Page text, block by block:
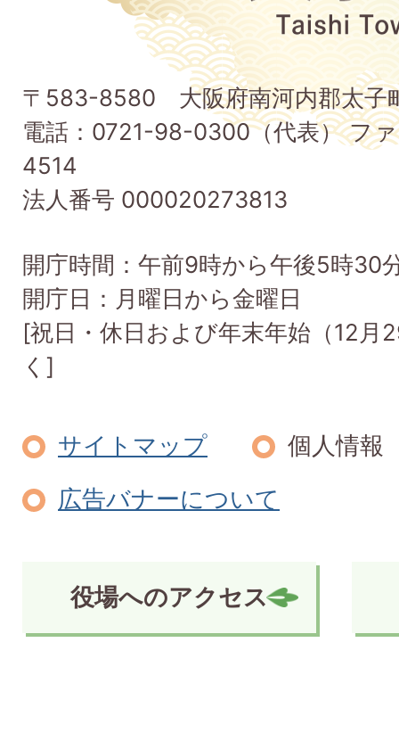
町
Taishi
Town
〒583-8580 大阪府南河内郡太子
電話：0721-98-0300（代表） フ
4514
法人番号 000020273813
開庁時間：午前9時から午後5時30
開庁日：月曜日から金曜日
[祝日・休日および年末年始（12月
く]
サイトマップ
個人情報
広告バナーについて
役場へのアクセス